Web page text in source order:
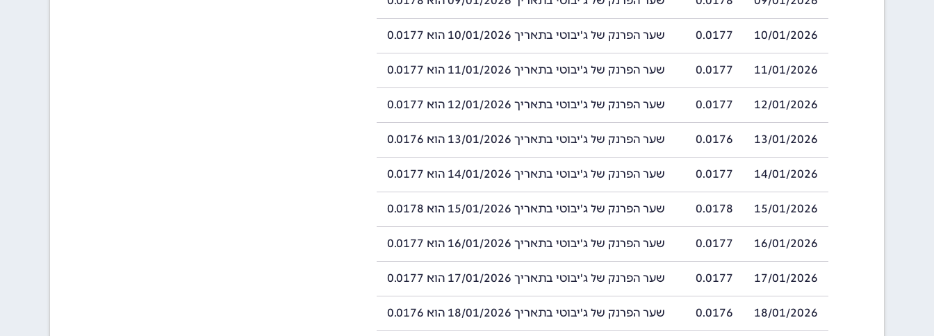
10/01/2026
0.0177 שער הפרנק של ג'יבוטי בתאריך 10/01/2026 הוא 0.0177
11/01/2026
0.0177 שער הפרנק של ג'יבוטי בתאריך 11/01/2026 הוא 0.0177
12/01/2026
0.0177 שער הפרנק של ג'יבוטי בתאריך 12/01/2026 הוא 0.0177
13/01/2026
0.0176 שער הפרנק של ג'יבוטי בתאריך 13/01/2026 הוא 0.0176
14/01/2026
0.0177 שער הפרנק של ג'יבוטי בתאריך 14/01/2026 הוא 0.0177
15/01/2026
0.0178 שער הפרנק של ג'יבוטי בתאריך 15/01/2026 הוא 0.0178
16/01/2026
0.0177 שער הפרנק של ג'יבוטי בתאריך 16/01/2026 הוא 0.0177
17/01/2026
0.0177 שער הפרנק של ג'יבוטי בתאריך 17/01/2026 הוא 0.0177
18/01/2026
0.0176 שער הפרנק של ג'יבוטי בתאריך 18/01/2026 הוא 0.0176